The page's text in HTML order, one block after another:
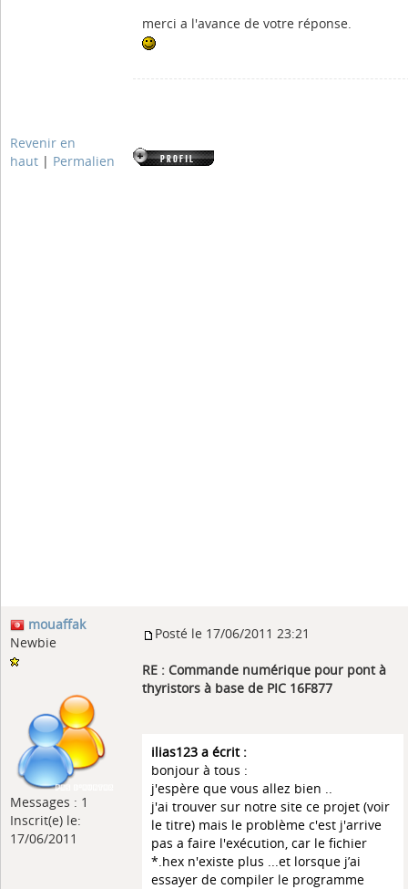
merci a l'avance de votre réponse.
Revenir en
haut | Permalien
mouaffak
Newbie
Messages : 1
Inscrit(e) le:
17/06/2011
Posté le 17/06/2011 23:21
RE : Commande numérique pour pont à
thyristors à base de PIC 16F877
ilias123 a écrit :
bonjour à tous :
j'espère que vous allez bien ..
j'ai trouver sur notre site ce projet (voir
le titre) mais le problème c'est j'arrive
pas a faire l'exécution, car le fichier
*.hex n'existe plus ...et lorsque j’ai
essayer de compiler le programme